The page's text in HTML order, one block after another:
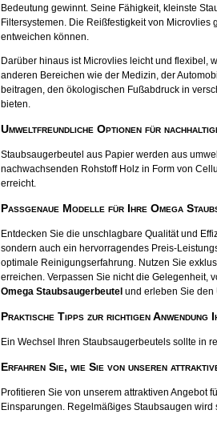
Bedeutung gewinnt. Seine Fähigkeit, kleinste
Filtersystemen. Die Reißfestigkeit von
entweichen können.
Darüber hinaus ist Microvlies leicht und flexibel,
anderen Bereichen wie der Medizin, der
beitragen, den ökologischen Fußabdruck in
bieten.
Umweltfreundliche Optionen für
Staubsaugerbeutel aus Papier werden aus
nachwachsenden Rohstoff Holz in Form von
erreicht.
Passgenaue Modelle für Ihre Omega
Entdecken Sie die unschlagbare Qualität und
sondern auch ein hervorragendes Preis-
optimale Reinigungserfahrung. Nutzen Sie
erreichen. Verpassen Sie nicht die Gelegenheit,
Omega Staubsaugerbeutel und erleben Sie den
Praktische Tipps zur richtigen Anwendung
Ein Wechsel Ihren Staubsaugerbeutels sollte in
Erfahren Sie, wie Sie von unseren
Profitieren Sie von unserem attraktiven Angebot
Einsparungen. Regelmäßiges Staubsaugen